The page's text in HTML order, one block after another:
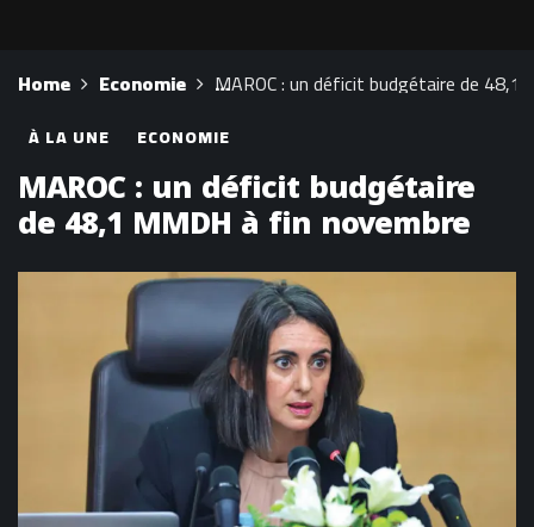
Home Economie MAROC : un déficit budgétaire de
À LA UNE ECONOMIE
MAROC : un déficit budgétaire
de 48,1 MMDH à fin novembre